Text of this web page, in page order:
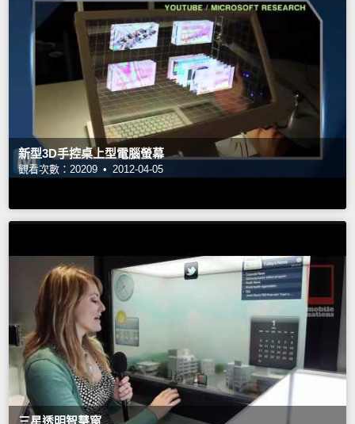
新型3D手控桌上型電腦螢幕
觀看次數：20209 • 2012-04-05
三星透明智慧窗